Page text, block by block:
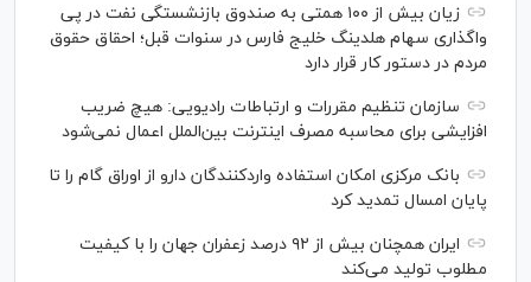
زیان بیش از ۱۰۰ همتی به صندوق بازنشستگی نفت در پی
واگذاری سهام هلدینگ خلیج فارس در سنوات قبل؛ احقاق حقوق
مردم در دستور کار قرار دارد
سازمان تنظیم مقررات و ارتباطات رادیویی: هیچ ضریب
افزایشی برای محاسبه مصرف اینترنت بین‌الملل اعمال نمی‌شود
بانک مرکزی امکان استفاده واردکنندگان دارو از اوراق گام را تا
پایان امسال تمدید کرد
ایران همچنان بیش از ۹۲ درصد زعفران جهان را با کیفیت
مطلوب تولید می‌کند